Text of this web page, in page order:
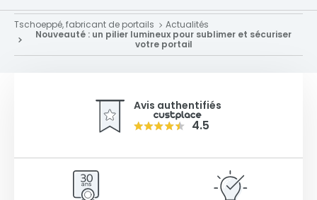
Tschoeppé, fabricant de portails
Actualités
Nouveauté : un pilier lumineux pour sublimer et sécuriser
votre portail
Avis authentifiés
4.5